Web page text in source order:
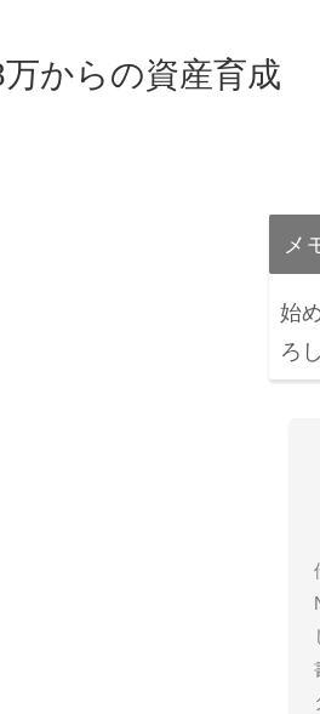
からの資産育成
メ
始
ろ